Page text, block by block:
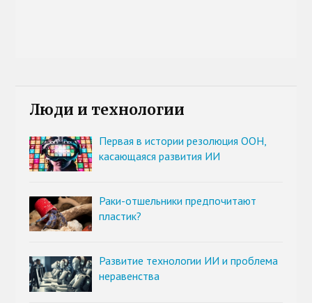
Люди и технологии
Первая в истории резолюция ООН,
касающаяся развития ИИ
Раки-отшельники предпочитают
пластик?
Развитие технологии ИИ и проблема
неравенства